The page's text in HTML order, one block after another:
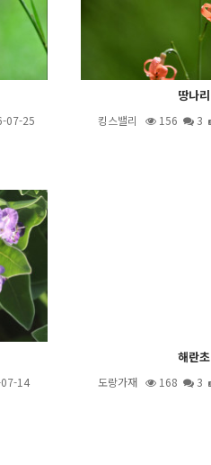
07-25
땅나리
킹스밸리 156 3
14
해란초
도랑가재 168 3